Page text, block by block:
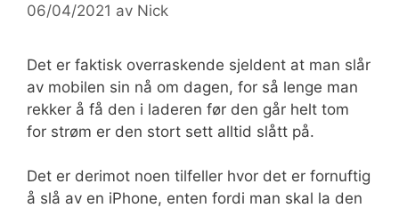
06/04/2021 av Nick
Det er faktisk overraskende sjeldent at man slår
av mobilen sin nå om dagen, for så lenge man
rekker å få den i laderen før den går helt tom
for strøm er den stort sett alltid slått på.
Det er derimot noen tilfeller hvor det er fornuftig
å slå av en iPhone, enten fordi man skal la den